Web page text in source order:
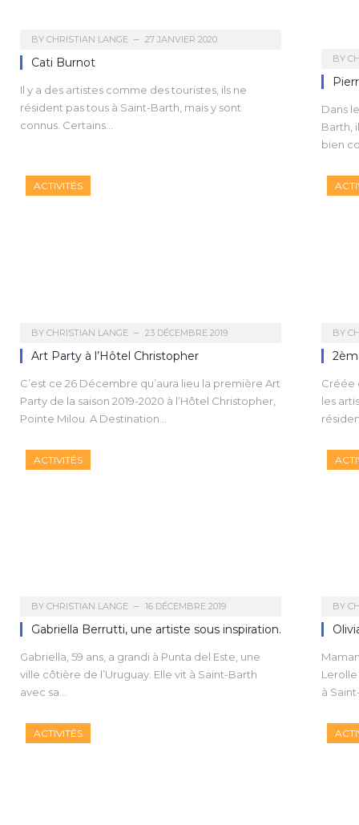
BY CHRISTIAN LANGE 27 JANVIER 2020
Cati Burnot
Il y a des artistes comme des touristes, ils ne
résident pas tous à Saint-Barth, mais y sont
connus. Certains…
BY
Dans
Barth,
bien
ACTIVITÉS
BY CHRISTIAN LANGE 23 DÉCEMBRE 2019
Art Party à l’Hôtel Christopher
C’est ce 26 Décembre qu’aura lieu la première Art
Party de la saison 2019-2020 à l’Hôtel Christopher,
Pointe Milou. A Destination…
BY
Créée
les
ACTIVITÉS
BY CHRISTIAN LANGE 16 DÉCEMBRE 2019
Gabriella Berrutti, une artiste sous inspiration.
Gabriella, 59 ans, a grandi à Punta del Este, une
ville côtière de l’Uruguay. Elle vit à Saint-Barth
avec sa…
BY
à
ACTIVITÉS